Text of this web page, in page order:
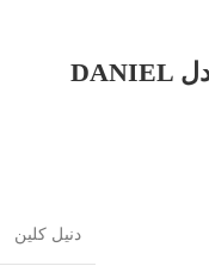
ساعت مچی زنانه دنیل کلین مدل DANIEL
دنیل کلین